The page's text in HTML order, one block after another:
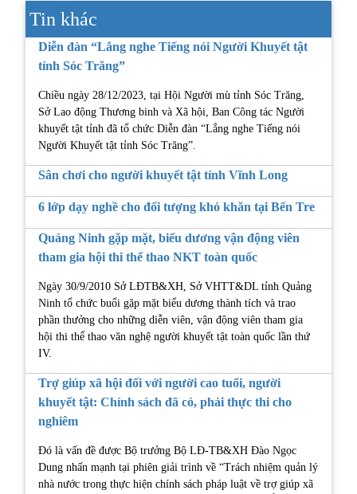
Tin khác
Diễn đàn “Lắng nghe Tiếng nói Người Khuyết tật
tỉnh Sóc Trăng”
Chiều ngày 28/12/2023, tại Hội Người mù tỉnh Sóc Trăng,
Sở Lao động Thương binh và Xã hội, Ban Công tác Người
khuyết tật tỉnh đã tổ chức Diễn đàn “Lắng nghe Tiếng nói
Người Khuyết tật tỉnh Sóc Trăng”.
Sân chơi cho người khuyết tật tỉnh Vĩnh Long
6 lớp dạy nghề cho đối tượng khó khăn tại Bến Tre
Quảng Ninh gặp mặt, biểu dương vận động viên
tham gia hội thi thể thao NKT toàn quốc
Ngày 30/9/2010 Sở LĐTB&XH, Sở VHTT&DL tỉnh Quảng
Ninh tổ chức buổi gặp mặt biểu dương thành tích và trao
phần thưởng cho những diễn viên, vận động viên tham gia
hội thi thể thao văn nghệ người khuyết tật toàn quốc lần thứ
IV.
Trợ giúp xã hội đối với người cao tuổi, người
khuyết tật: Chính sách đã có, phải thực thi cho
nghiêm
Đó là vấn đề được Bộ trưởng Bộ LĐ-TB&XH Đào Ngọc
Dung nhấn mạnh tại phiên giải trình về “Trách nhiệm quản lý
nhà nước trong thực hiện chính sách pháp luật về trợ giúp xã